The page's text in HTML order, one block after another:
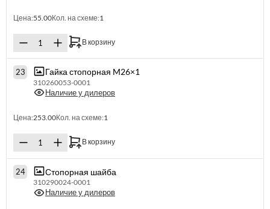
Цена:55.00Кол. на схеме:1
В корзину
23 Гайка стопорная M26×1
310260053-0001
Наличие у дилеров
Цена:253.00Кол. на схеме:1
В корзину
24 Стопорная шайба
310290024-0001
Наличие у дилеров